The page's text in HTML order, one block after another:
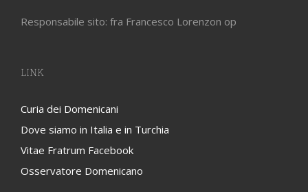
Responsabile sito: fra Francesco Lorenzon op
LINK
Curia dei Domenicani
Dove siamo in Italia e in Turchia
Vitae Fratrum Facebook
Osservatore Domenicano